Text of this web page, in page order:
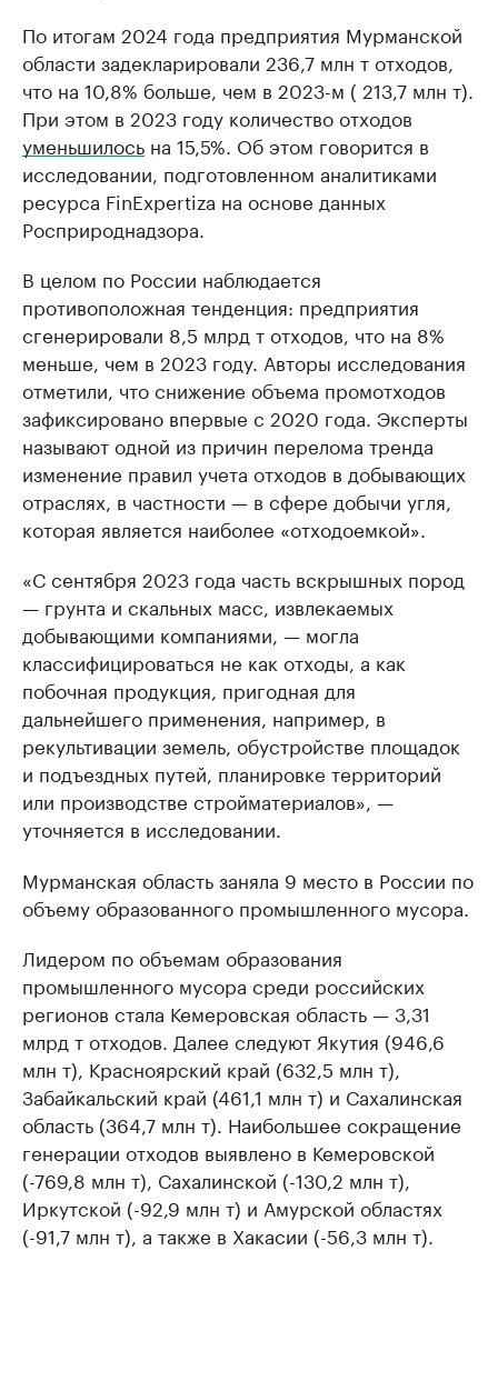
По итогам 2024 года предприятия Мурманской
области задекларировали 236,7 млн т отходов,
что на 10,8% больше, чем в 2023-м ( 213,7 млн т).
При этом в 2023 году количество отходов
уменьшилось на 15,5%. Об этом говорится в
исследовании, подготовленном аналитиками
ресурса FinExpertiza на основе данных
Росприроднадзора.
В целом по России наблюдается
противоположная тенденция: предприятия
сгенерировали 8,5 млрд т отходов, что на 8%
меньше, чем в 2023 году. Авторы исследования
отметили, что снижение объема промотходов
зафиксировано впервые с 2020 года. Эксперты
называют одной из причин перелома тренда
изменение правил учета отходов в добывающих
отраслях, в частности — в сфере добычи угля,
которая является наиболее «отходоемкой».
«С сентября 2023 года часть вскрышных пород
— грунта и скальных масс, извлекаемых
добывающими компаниями, — могла
классифицироваться не как отходы, а как
побочная продукция, пригодная для
дальнейшего применения, например, в
рекультивации земель, обустройстве площадок
и подъездных путей, планировке территорий
или производстве стройматериалов», —
уточняется в исследовании.
Мурманская область заняла 9 место в России по
объему образованного промышленного мусора.
Лидером по объемам образования
промышленного мусора среди российских
регионов стала Кемеровская область — 3,31
млрд т отходов. Далее следуют Якутия (946,6
млн т), Красноярский край (632,5 млн т),
Забайкальский край (461,1 млн т) и Сахалинская
область (364,7 млн т). Наибольшее сокращение
генерации отходов выявлено в Кемеровской
(-769,8 млн т), Сахалинской (-130,2 млн т),
Иркутской (-92,9 млн т) и Амурской областях
(-91,7 млн т), а также в Хакасии (-56,3 млн т).